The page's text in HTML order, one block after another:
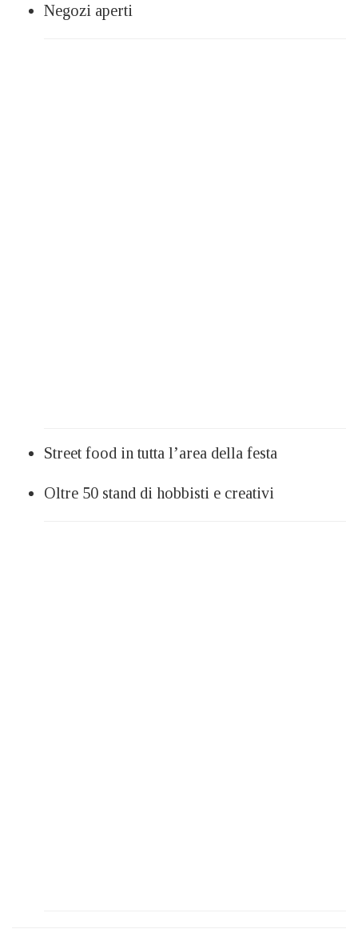
Negozi aperti
Street food in tutta l’area della festa
Oltre 50 stand di hobbisti e creativi